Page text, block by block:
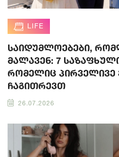
LIFE
საიდუმლოებები,
მალავენ: 7
რომელიც პირველივე
ჩაგითრევთ
26.07.2026